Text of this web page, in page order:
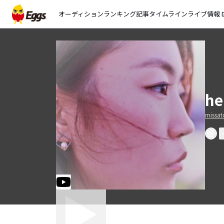
オーディションランキング記事タイムラインライブ情報